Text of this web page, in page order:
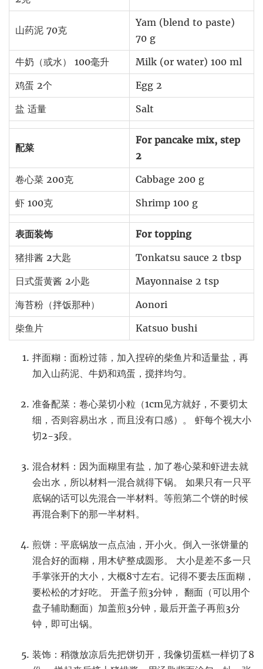
山药泥 70克
Yam (blend to paste)
70 g
牛奶（或水） 100毫升
Milk (or water) 100 ml
鸡蛋 2个
Egg 2
盐 适量
Salt
配菜
For pancake mix, step
2
卷心菜 200克
Cabbage 200 g
虾 100克
Shrimp 100 g
表面装饰
For topping
猪排酱 2大匙
Tonkatsu sauce 2 tbsp
日式蛋黄酱 2小匙
Mayonnaise 2 tsp
海苔粉（拌饭那种）
Aonori
柴鱼片
Katsuo bushi
拌面糊：面粉过筛，加入捏碎的柴鱼片和适量盐，再
加入山药泥、牛奶和鸡蛋，搅拌均匀。
准备配菜：卷心菜切小粒（1cm见方就好，不要切太
细，否则容易出水，而且没有口感）。 虾每个视大小
切2-3段。
混合材料：因为面糊里有盐，加了卷心菜和虾进去就
会出水，所以材料一混合就得下锅。 如果只有一只平
底锅的话可以先混合一半材料。等煎第二个饼的时候
再混合剩下的那一半材料。
煎饼：平底锅放一点点油，开小火。倒入一张饼量的
混合好的面糊，用木铲整成圆形。 大小是差不多一只
手掌张开的大小，大概8寸左右。记得不要去压面糊，
要松松的才好吃。 开盖子煎3分钟， 翻面（可以用个
盘子辅助翻面）加盖煎3分钟，最后开盖子再煎3分
钟，即可出锅。
装饰：稍微放凉后先把饼切开，我像切蛋糕一样切了8